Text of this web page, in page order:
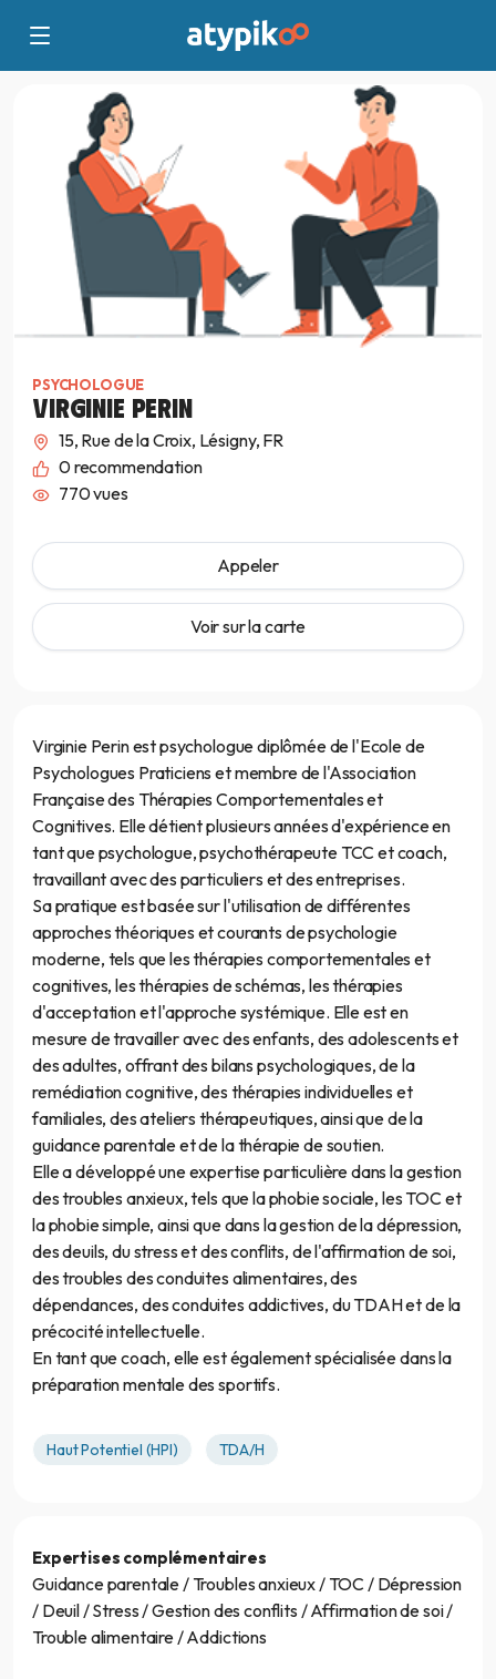
PSYCHOLOGUE
VIRGINIE PERIN
15, Rue de la Croix, Lésigny, FR
0recommendation
770 vues
Appeler
Voir sur la carte
Virginie Perin est psychologue diplômée de l'Ecole de
Psychologues Praticiens et membre de l'Association
Française des Thérapies Comportementales et
Cognitives. Elle détient plusieurs années d'expérience en
tant que psychologue, psychothérapeute TCC et coach,
travaillant avec des particuliers et des entreprises.
Sa pratique est basée sur l'utilisation de différentes
approches théoriques et courants de psychologie
moderne, tels que les thérapies comportementales et
cognitives, les thérapies de schémas, les thérapies
d'acceptation et l'approche systémique. Elle est en
mesure de travailler avec des enfants, des adolescents et
des adultes, offrant des bilans psychologiques, de la
remédiation cognitive, des thérapies individuelles et
familiales, des ateliers thérapeutiques, ainsi que de la
guidance parentale et de la thérapie de soutien.
Elle a développé une expertise particulière dans la gestion
des troubles anxieux, tels que la phobie sociale, les TOC et
la phobie simple, ainsi que dans la gestion de la dépression,
des deuils, du stress et des conflits, de l'affirmation de soi,
des troubles des conduites alimentaires, des
dépendances, des conduites addictives, du TDAH et de la
précocité intellectuelle.
En tant que coach, elle est également spécialisée dans la
préparation mentale des sportifs.
Haut Potentiel (HPI) TDA/H
Expertises complémentaires
Guidance parentale / Troubles anxieux / TOC / Dépression
/ Deuil / Stress / Gestion des conflits / Affirmation de soi /
Trouble alimentaire / Addictions